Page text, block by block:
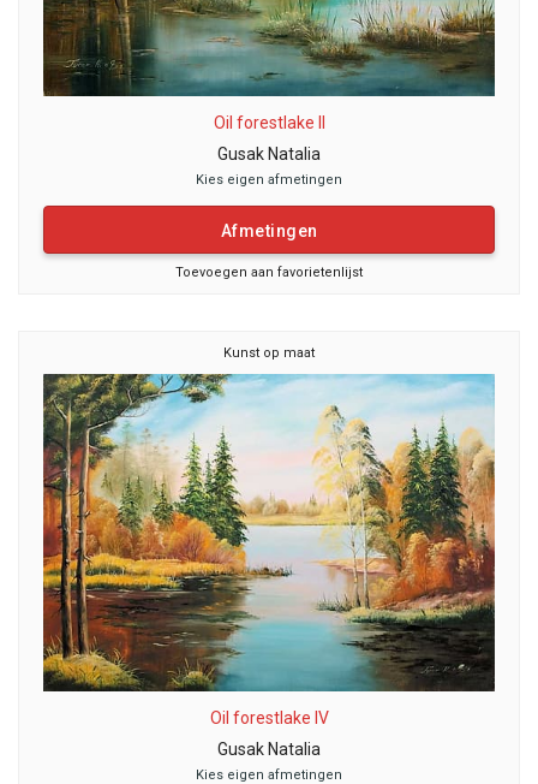
Oil forestlake II
Gusak Natalia
Kies eigen afmetingen
Afmetingen
Toevoegen aan favorietenlijst
Kunst op maat
Oil forestlake IV
Gusak Natalia
Kies eigen afmetingen